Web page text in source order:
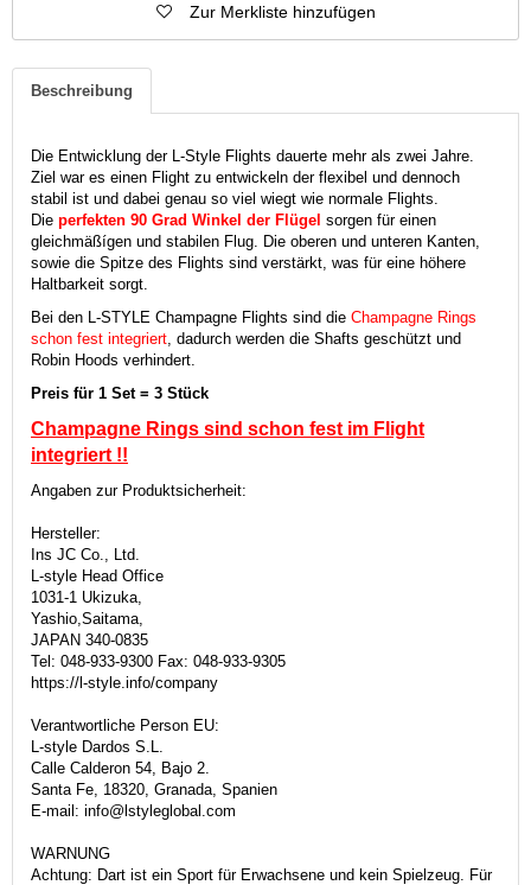
Zur Merkliste hinzufügen
Beschreibung
Die Entwicklung der L-Style Flights dauerte mehr als zwei Jahre.
Ziel war es einen Flight zu entwickeln der flexibel und dennoch
stabil ist und dabei genau so viel wiegt wie normale Flights.
Die perfekten 90 Grad Winkel der Flügel sorgen für einen
gleichmäßígen und stabilen Flug. Die oberen und unteren Kanten,
sowie die Spitze des Flights sind verstärkt, was für eine höhere
Haltbarkeit sorgt.
Bei den L-STYLE Champagne Flights sind die Champagne Rings
schon fest integriert , dadurch werden die Shafts geschützt und
Robin Hoods verhindert.
Preis für 1 Set = 3 Stück
Champagne Rings sind schon fest im Flight
integriert !!
Angaben zur Produktsicherheit:
Hersteller:
Ins JC Co., Ltd.
L-style Head Office
1031-1 Ukizuka,
Yashio,Saitama,
JAPAN 340-0835
Tel: 048-933-9300 Fax: 048-933-9305
https://l-style.info/company
Verantwortliche Person EU:
L-style Dardos S.L.
Calle Calderon 54, Bajo 2.
Santa Fe, 18320, Granada, Spanien
E-mail: info@lstyleglobal.com
WARNUNG
Achtung: Dart ist ein Sport für Erwachsene und kein Spielzeug. Für